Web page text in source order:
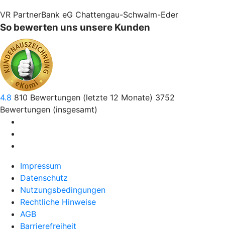
VR PartnerBank eG Chattengau-Schwalm-Eder
So bewerten uns unsere Kunden
4.8 810 Bewertungen (letzte 12 Monate) 3752
Bewertungen (insgesamt)
Impressum
Datenschutz
Nutzungsbedingungen
Rechtliche Hinweise
AGB
Barrierefreiheit